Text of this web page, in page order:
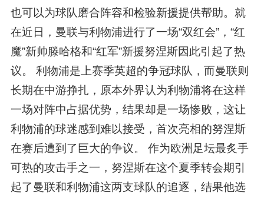
也可以为球队磨合阵容和检验新援提供帮助。就
在近日，曼联与利物浦进行了一场“双红会”，“红
魔”新帅滕哈格和“红军”新援努涅斯因此引起了热
议。 利物浦是上赛季英超的争冠球队，而曼联则
长期在中游挣扎，原本外界认为利物浦将在这样
一场对阵中占据优势，结果却是一场惨败，这让
利物浦的球迷感到难以接受，首次亮相的努涅斯
在赛后遭到了巨大的争议。 作为欧洲足坛最炙手
可热的攻击手之一，努涅斯在这个夏季转会期引
起了曼联和利物浦这两支球队的追逐，结果他选